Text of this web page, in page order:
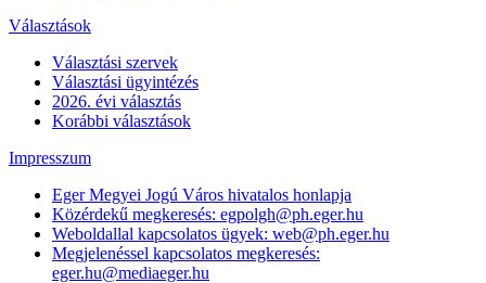
Választások
Választási szervek
Választási ügyintézés
2026. évi választás
Korábbi választások
Impresszum
Eger Megyei Jogú Város hivatalos honlapja
Közérdekű megkeresés: egpolgh@ph.eger.hu
Weboldallal kapcsolatos ügyek: web@ph.eger.hu
Megjelenéssel kapcsolatos megkeresés:
eger.hu@mediaeger.hu